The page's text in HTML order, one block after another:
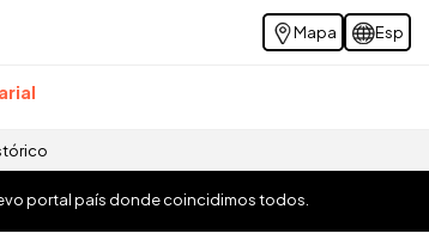
Mapa Esp
portal país donde coincidimos todos.